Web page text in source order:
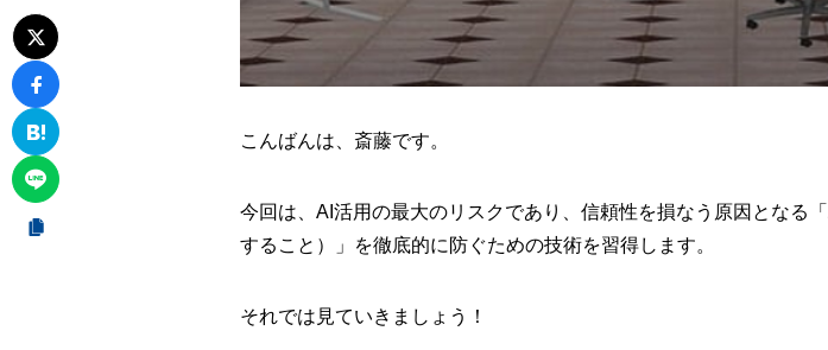
こんばんは、斎藤です。
今回は、AI活用の最大のリスクであり、信頼性を損なう原因となる
すること）」を徹底的に防ぐための技術を習得します。
それでは見ていきましょう！